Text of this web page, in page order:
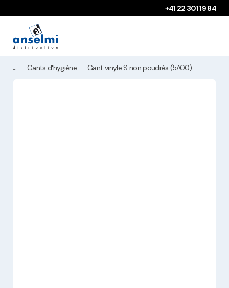
+41 22 301 19 84
Gants d'hygiène Gant vinyle S non poudrés (5A00)